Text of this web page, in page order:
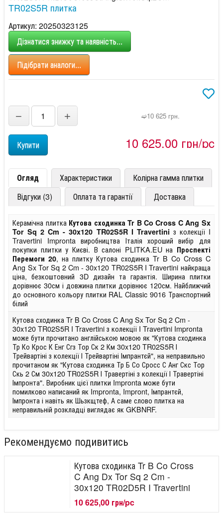
TR02S5R плитка
Артикул: 20250323125
Дізнатися знижку та наявність...
Підібрати аналоги...
− + ➫10 625 грн.
10 625,00 грн/pc
Огляд Характеристики
Колірна гамма плитки
Відгуки (3)
Оплата та гарантії Доставка
Керамічна плитка Кутова сходинка Tr B Co Cross C Ang Sx
Tor Sq 2 Cm - 30x120 TR02S5R I Travertini з колекції I
Travertini Impronta виробництва Італія хороший вибір для
покупки плитки у Києві. В салоні PLITKA.EU на Проспекті
Перемоги 20, на плитку Кутова сходинка Tr B Co Cross C
Ang Sx Tor Sq 2 Cm - 30x120 TR02S5R I Travertini найкраща
ціна, безкоштовний 3D дизайн та гарантія. Ширина плитки
дорівнює 30см і довжина плитки дорівнює 120см. Найближчий
до основного кольору плитки RAL Classic 9016 Транспортний
білий
Кутова сходинка Tr B Co Cross C Ang Sx Tor Sq 2 Cm -
30x120 TR02S5R I Travertini з колекції I Travertini Impronta
може бути прочитано англійською мовою як "Кутова сходинка
Тр Ко Крос К Енг Сгз Тор Ск 2 Км 30x120 TR02S5R І
Трейвартіні з колекції І Трейвартіні Імпрантєй", на неправильно
прочитаном як "Кутова сходинка Тр Б Со Сросс С Анг Скс Тор
Скь 2 См 30x120 TR02S5R І Травертіні з колекції І Травертіні
Імпронта". Виробник цієї плитки Impronta може бути
помилково написаний як Impronta, Impront, Імпрантєй,
Імпронта і навіть як Шьзкщтеф, А саме слово плитка на
неправильній розкладці виглядає як GKBNRF.
Рекомендуємо подивитись
Кутова сходинка Tr B Co Cross
C Ang Dx Tor Sq 2 Cm -
30x120 TR02D5R I Travertini
10 625,00 грн/pc